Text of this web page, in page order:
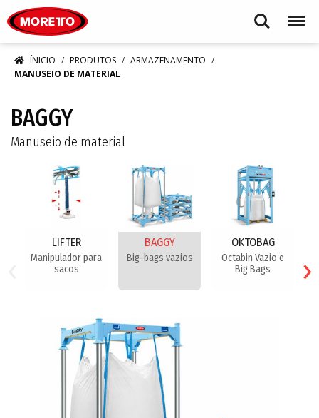
Search Menu
ÍNICIO PRODUTOS
ARMAZENAMENTO
MANUSEIO DE MATERIAL
BAGGY
Manuseio de material
LIFTER
Manipulador para
sacos
BAGGY
Big-bags vazios
OKTOBAG
Octabin Vazio e
Big Bags
›